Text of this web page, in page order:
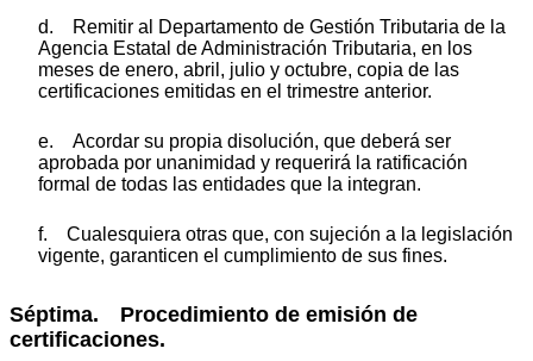
d. Remitir al Departamento de Gestión Tributaria de la
Agencia Estatal de Administración Tributaria, en los
meses de enero, abril, julio y octubre, copia de las
certificaciones emitidas en el trimestre anterior.
e. Acordar su propia disolución, que deberá ser
aprobada por unanimidad y requerirá la ratificación
formal de todas las entidades que la integran.
f. Cualesquiera otras que, con sujeción a la legislación
vigente, garanticen el cumplimiento de sus fines.
Séptima. Procedimiento de emisión de
certificaciones.